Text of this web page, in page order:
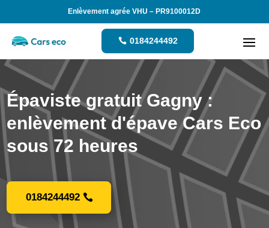
Enlèvement agrée VHU – PR9100012D
0184244492
Épaviste gratuit Gagny :
enlèvement d'épave Cars Eco
sous 72 heures
0184244492